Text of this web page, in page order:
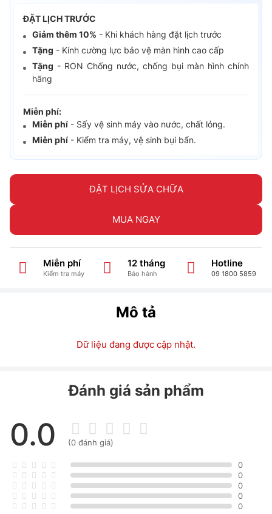
ĐẶT LỊCH TRƯỚC
Giảm thêm 10% - Khi khách hàng đặt lịch trước
Tặng - Kính cường lực bảo vệ màn hình cao cấp
Tặng - RON Chống nước, chống bụi màn hình chính
hãng
Miễn phí:
Miễn phí - Sấy vệ sinh máy vào nước, chất lỏng.
Miễn phí - Kiểm tra máy, vệ sinh bụi bẩn.
ĐẶT LỊCH SỬA CHỮA
MUA NGAY
Miễn phí
Kiểm tra máy
12 tháng
Bảo hành
Hotline
09 1800 5859
Mô tả
Dữ liệu đang được cập nhật.
Đánh giá sản phẩm
0.0 (0 đánh giá)
0
0
0
0
0